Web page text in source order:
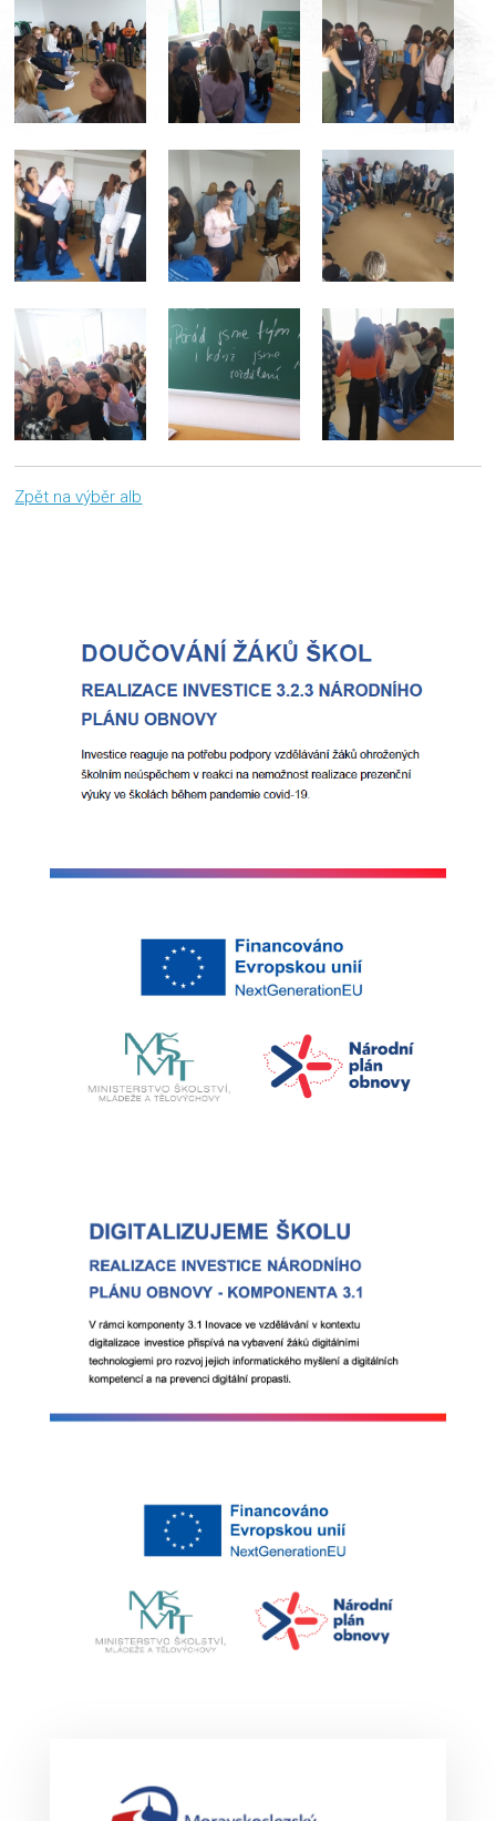
Zpět na výběr alb